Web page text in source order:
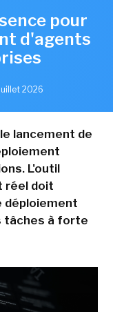
pour
d'agents
2026
lancement de
L'outil
réel doit
déploiement
tâches à forte